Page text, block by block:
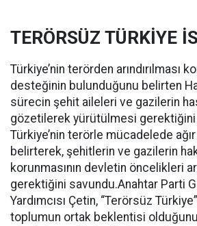
TERÖRSÜZ TÜRKİYE
Türkiye’nin terörden arındırılması
desteğinin bulunduğunu belirten
sürecin şehit aileleri ve gazilerin
gözetilerek yürütülmesi
Türkiye’nin terörle mücadelede
belirterek, şehitlerin ve gazilerin
korunmasının devletin öncelikleri
gerektiğini savundu.Anahtar Parti
Yardımcısı Çetin, “Terörsüz
toplumun ortak beklentisi